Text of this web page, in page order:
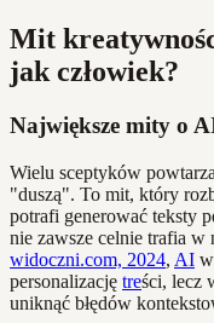
Mit
jak człowiek?
Największe mity o
Wielu sceptyków
"duszą". To mit, który
potrafi generować teksty
nie zawsze celnie trafia w
widoczni.com, 2024, AI
personalizację treści, lecz
uniknąć błędów